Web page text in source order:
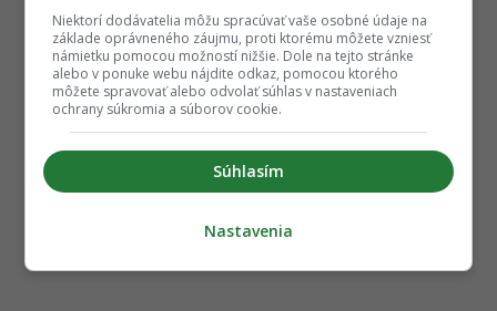
Niektorí dodávatelia môžu spracúvať vaše osobné údaje na
základe oprávneného záujmu, proti ktorému môžete vzniesť
námietku pomocou možností nižšie. Dole na tejto stránke
alebo v ponuke webu nájdite odkaz, pomocou ktorého
môžete spravovať alebo odvolať súhlas v nastaveniach
ochrany súkromia a súborov cookie.
Súhlasím
Nastavenia